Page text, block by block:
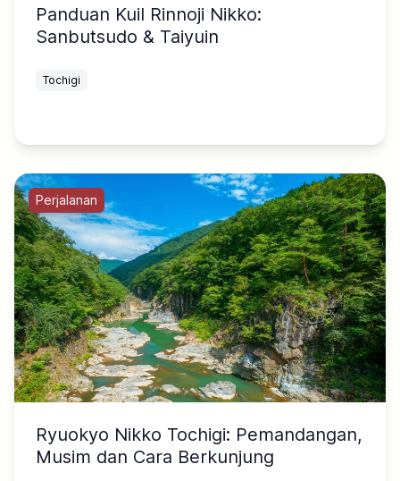
Panduan Kuil Rinnoji Nikko:
Sanbutsudo & Taiyuin
Tochigi
Perjalanan
Ryuokyo Nikko Tochigi: Pemandangan,
Musim dan Cara Berkunjung